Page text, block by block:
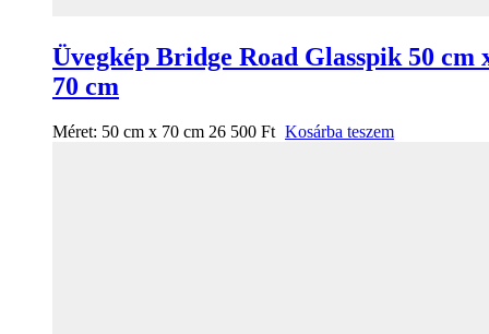
Üvegkép Bridge Road Glasspik 50 cm
70 cm
Méret: 50 cm x 70 cm 26 500 Ft Kosárba teszem